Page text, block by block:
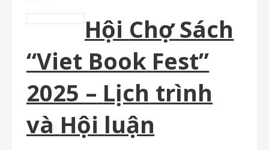
Hội ChợSách
“Viet Book Fest”
2025 – Lịch trình
và Hội luận